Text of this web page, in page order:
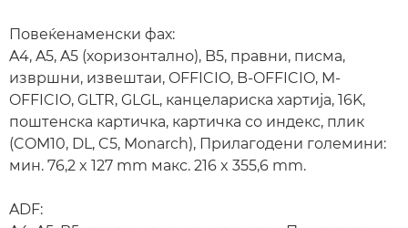
Повеќенаменски фах:
A4, A5, A5 (хоризонтално), B5, правни, писма,
извршни, извештаи, OFFICIO, B-OFFICIO, M-
OFFICIO, GLTR, GLGL, канцелариска хартија, 16K,
поштенска картичка, картичка со индекс, плик
(COM10, DL, C5, Monarch), Прилагодени големини:
мин. 76,2 x 127 mm макс. 216 x 355,6 mm.
ADF: